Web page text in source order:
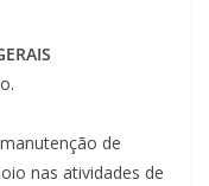
de
nas atividades de